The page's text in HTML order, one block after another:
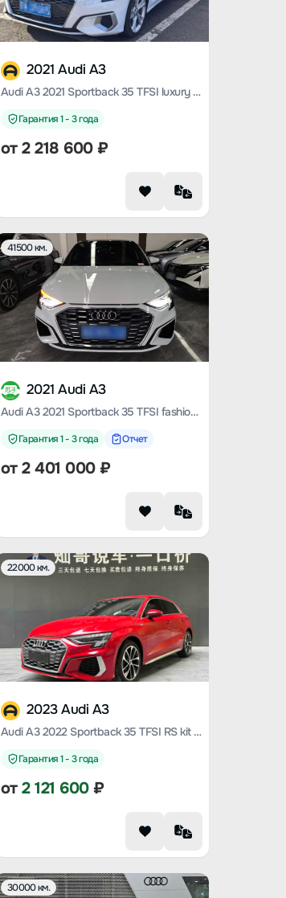
2021 Audi A3
Audi A3 2021 Sportback 35 TFSI luxury and elegant
Гарантия 1 - 3 года
от2 218 600₽
41500 км.
2021 Audi A3
Audi A3 2021 Sportback 35 TFSI fashion Sporty
Гарантия 1 - 3 года Отчет
от2 401 000₽
22000 км.
2023 Audi A3
Audi A3 2022 Sportback 35 TFSI RS kit fuel speed type
Гарантия 1 - 3 года
от2 121 600₽
30000 км.